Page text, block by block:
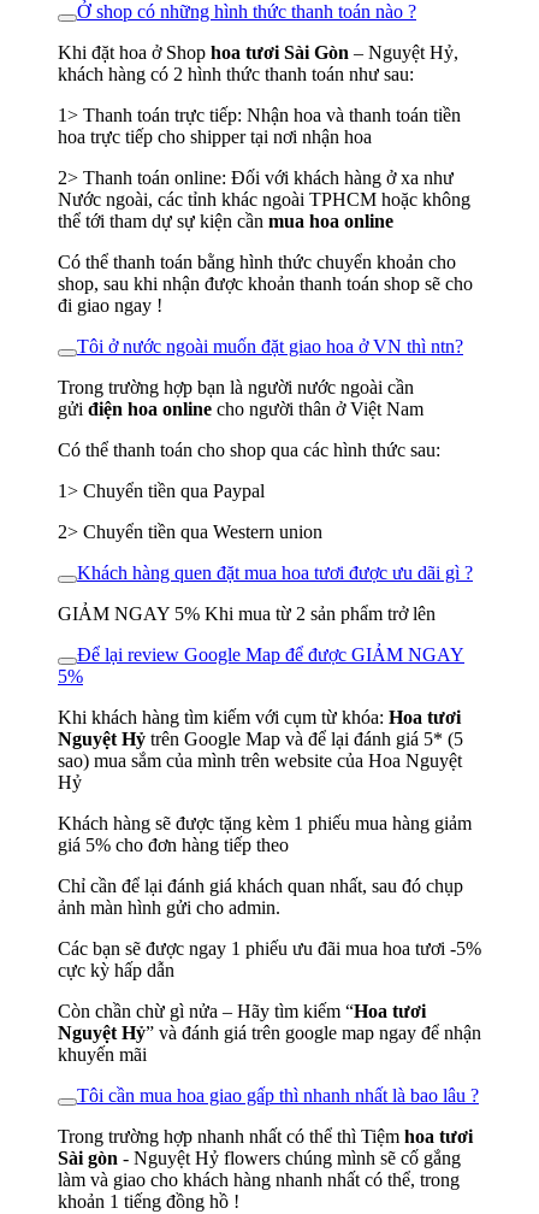
Ở shop có những hình thức thanh toán nào ?
Khi đặt hoa ở Shop hoa tươi Sài Gòn – Nguyệt Hỷ,
khách hàng có 2 hình thức thanh toán như sau:
1> Thanh toán trực tiếp: Nhận hoa và thanh toán tiền
hoa trực tiếp cho shipper tại nơi nhận hoa
2> Thanh toán online: Đối với khách hàng ở xa như
Nước ngoài, các tỉnh khác ngoài TPHCM hoặc không
thể tới tham dự sự kiện cần mua hoa online
Có thể thanh toán bằng hình thức chuyển khoản cho
shop, sau khi nhận được khoản thanh toán shop sẽ cho
đi giao ngay !
Tôi ở nước ngoài muốn đặt giao hoa ở VN thì ntn?
Trong trường hợp bạn là người nước ngoài cần
gửi điện hoa online cho người thân ở Việt Nam
Có thể thanh toán cho shop qua các hình thức sau:
1> Chuyển tiền qua Paypal
2> Chuyển tiền qua Western union
Khách hàng quen đặt mua hoa tươi được ưu dãi gì ?
GIẢM NGAY 5% Khi mua từ 2 sản phẩm trở lên
Để lại review Google Map để được GIẢM NGAY
5%
Khi khách hàng tìm kiếm với cụm từ khóa: Hoa tươi
Nguyệt Hỷ trên Google Map và để lại đánh giá 5* (5
sao) mua sắm của mình trên website của Hoa Nguyệt
Hỷ
Khách hàng sẽ được tặng kèm 1 phiếu mua hàng giảm
giá 5% cho đơn hàng tiếp theo
Chỉ cần để lại đánh giá khách quan nhất, sau đó chụp
ảnh màn hình gửi cho admin.
Các bạn sẽ được ngay 1 phiếu ưu đãi mua hoa tươi -5%
cực kỳ hấp dẫn
Còn chần chừ gì nửa – Hãy tìm kiếm “Hoa tươi
Nguyệt Hỷ” và đánh giá trên google map ngay để nhận
khuyến mãi
Tôi cần mua hoa giao gấp thì nhanh nhất là bao lâu ?
Trong trường hợp nhanh nhất có thể thì Tiệm hoa tươi
Sài gòn - Nguyệt Hỷ flowers chúng mình sẽ cố gắng
làm và giao cho khách hàng nhanh nhất có thể, trong
khoản 1 tiếng đồng hồ !